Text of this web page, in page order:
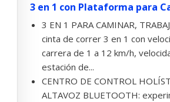
3 en 1 con Plataforma para
3 EN 1 PARA CAMINAR,
cinta de correr 3 en 1 con
carrera de 1 a 12 km/h,
estación de...
CENTRO DE CONTROL
ALTAVOZ BLUETOOTH: